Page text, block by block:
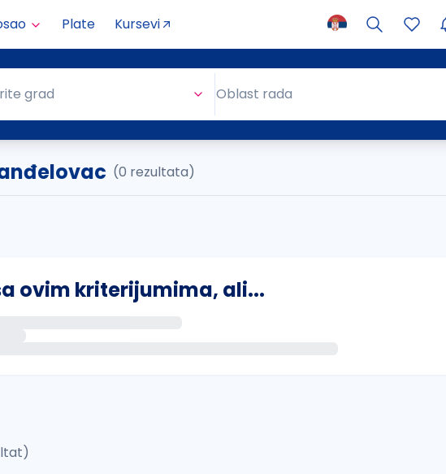
Plate Kursevi
grad Oblast rada
(0 rezultata)
ovim kriterijumima, ali...